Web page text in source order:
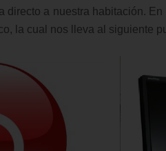
directo a nuestra habitación.
la cual nos lleva al siguiente